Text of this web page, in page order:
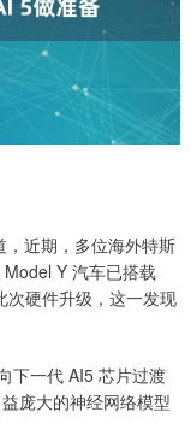
近期，多位海外特斯
Y 汽车已搭载
次硬件升级，这一发现
下一代 AI5 芯片过渡
庞大的神经网络模型